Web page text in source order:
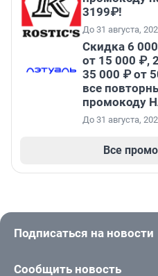
3199₽!
До 31 августа,
Скидка 6
от 15 000 ₽,
35 000 ₽ от
все
промокоду
До 31 августа,
Все
Подписаться на новости
Сообщить новость